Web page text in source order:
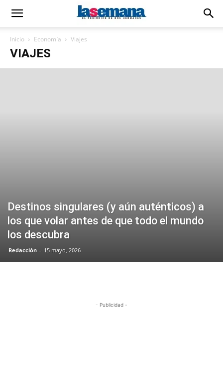
Inicio Economía Viajes
VIAJES
Destinos singulares (y aún auténticos) a
los que volar antes de que todo el mundo
los descubra
Redacción - 15 mayo, 2026
- Publicidad -